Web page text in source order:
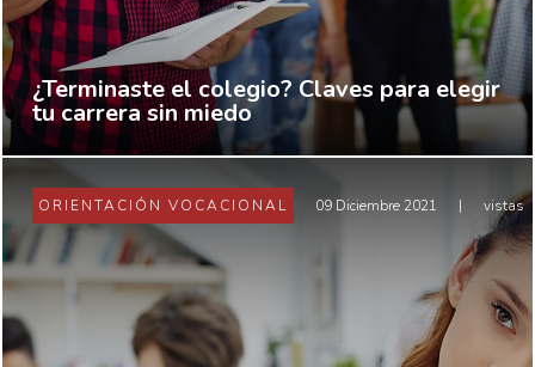
¿Terminaste el colegio? Claves para elegir
tu carrera sin miedo
ORIENTACIÓN VOCACIONAL 09 Diciembre 2021 | vistas